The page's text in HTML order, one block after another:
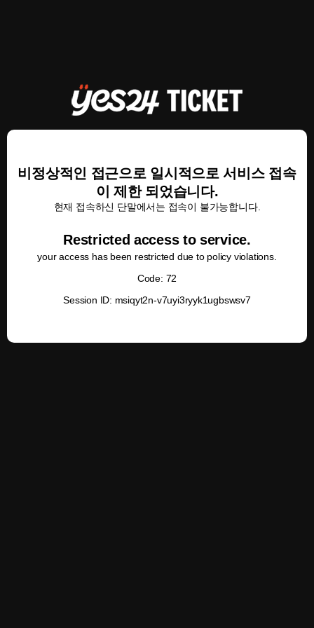
비정상적인 접근으로 일시적으로 서비스 접속
이 제한 되었습니다.
현재 접속하신 단말에서는 접속이 불가능합니다.
Restricted access to service.
your access has been restricted due to policy violations.
Code: 72
Session ID: msiqyt2n-v7uyi3ryyk1ugbswsv7